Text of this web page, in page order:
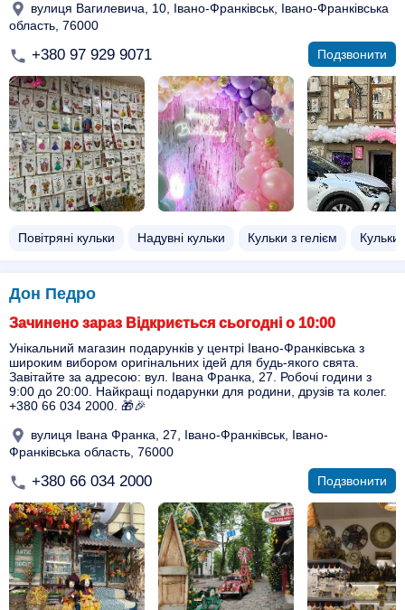
вулиця Вагилевича, 10, Івано-Франківськ, Івано-Франківська
область, 76000
+380 97 929 9071 Подзвонити
Повітряні кульки Надувні кульки Кульки з гелієм
Дон Педро
Зачинено зараз Відкриється сьогодні о 10:00
Унікальний магазин подарунків у центрі Івано-Франківська з
широким вибором оригінальних ідей для будь-якого свята.
Завітайте за адресою: вул. Івана Франка, 27. Робочі години з
9:00 до 20:00. Найкращі подарунки для родини, друзів та колег.
+380 66 034 2000. 🎁🎉
вулиця Івана Франка, 27, Івано-Франківськ, Івано-
Франківська область, 76000
+380 66 034 2000 Подзвонити